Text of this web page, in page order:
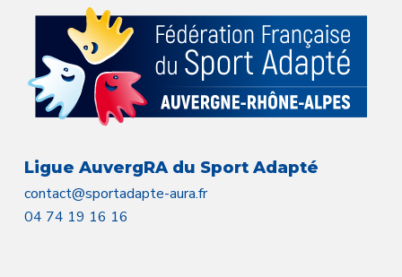
Ligue AuvergRA du Sport Adapté
contact@sportadapte-aura.fr
04 74 19 16 16